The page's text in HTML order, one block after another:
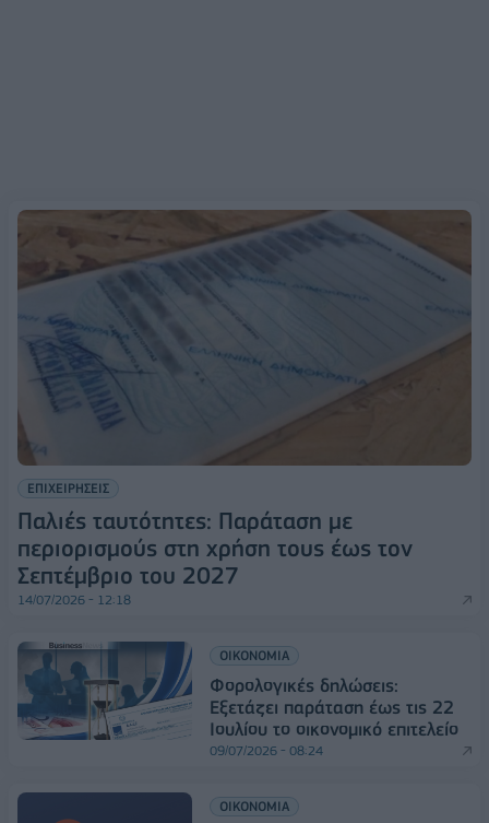
ΕΠΙΧΕΙΡΗΣΕΙΣ
Παλιές ταυτότητες: Παράταση με
περιορισμούς στη χρήση τους έως τον
Σεπτέμβριο του 2027
14/07/2026 - 12:18
ΟΙΚΟΝΟΜΙΑ
Φορολογικές δηλώσεις:
Εξετάζει παράταση έως τις 22
Ιουλίου το οικονομικό επιτελείο
09/07/2026 - 08:24
ΟΙΚΟΝΟΜΙΑ